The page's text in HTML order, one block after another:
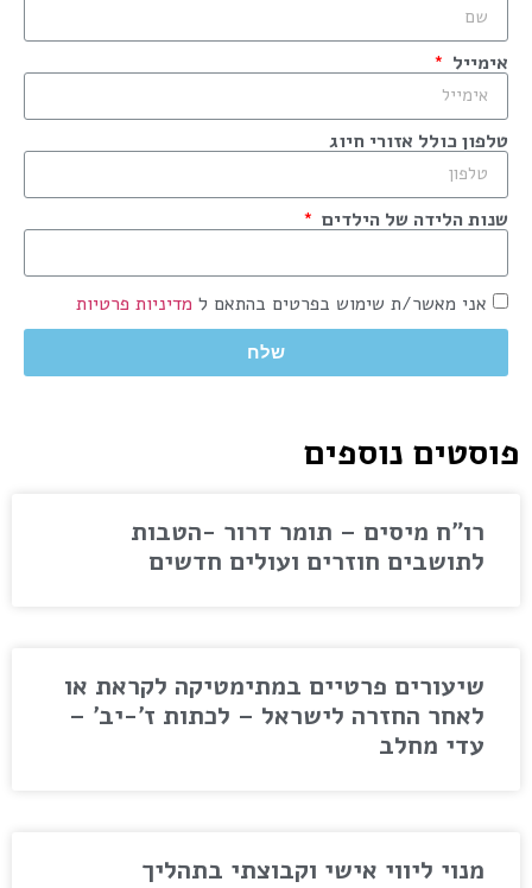
אימייל
טלפון כולל אזורי חיוג
שנות הלידה של הילדים
אני מאשר/ת שימוש בפרטים בהתאם ל מדיניות פרטיות
שלח
פוסטים נוספים
רו"ח מיסים – תומר דרור -הטבות
לתושבים חוזרים ועולים חדשים
שיעורים פרטיים במתימטיקה לקראת או
לאחר החזרה לישראל – לכתות ז'-יב' –
עדי מחלב
מנוי ליווי אישי וקבוצתי בתהליך